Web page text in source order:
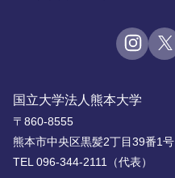
国立大学法人熊本大学
〒860-8555
熊本市中央区黒髪2丁目39番1号
TEL 096-344-2111（代表）